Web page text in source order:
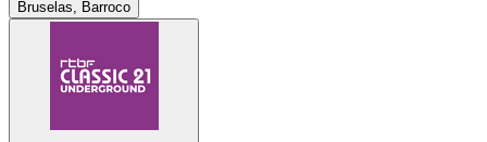
Bruselas, Barroco